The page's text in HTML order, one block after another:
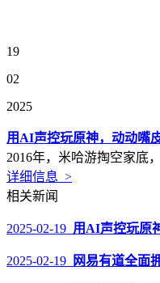
19
02
2025
用AI声控玩原神，动动嘴
2016年，米哈游掏空家底
详细信息 >
相关新闻
2025-02-19 用AI声控玩原
2025-02-19 网易有道全面